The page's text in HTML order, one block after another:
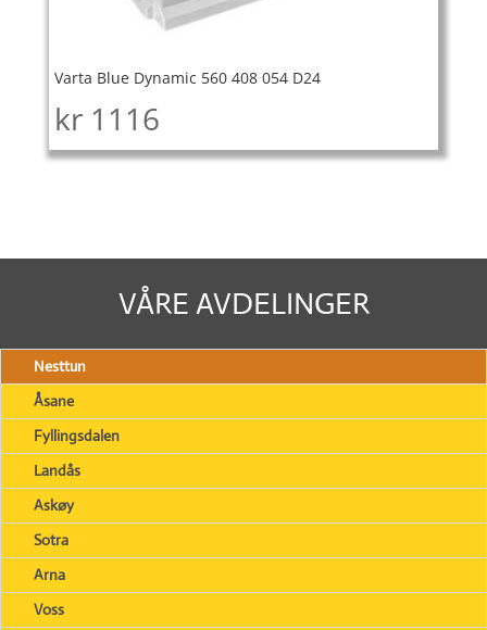
Varta Blue Dynamic 560 408 054 D24
kr 1116
VÅRE AVDELINGER
Nesttun
Åsane
Fyllingsdalen
Landås
Askøy
Sotra
Arna
Voss